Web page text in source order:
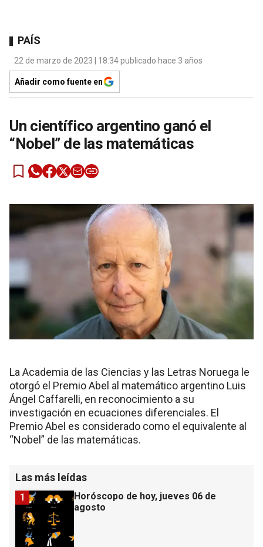
PAÍS
22 de marzo de 2023 | 18:34 publicado hace 3 años
Añadir como fuente en
Un científico argentino ganó el
“Nobel” de las matemáticas
La Academia de las Ciencias y las Letras Noruega le
otorgó el Premio Abel al matemático argentino Luis
Ángel Caffarelli, en reconocimiento a su
investigación en ecuaciones diferenciales. El
Premio Abel es considerado como el equivalente al
“Nobel” de las matemáticas.
Las más leídas
Horóscopo de hoy, jueves 06 de
agosto
1